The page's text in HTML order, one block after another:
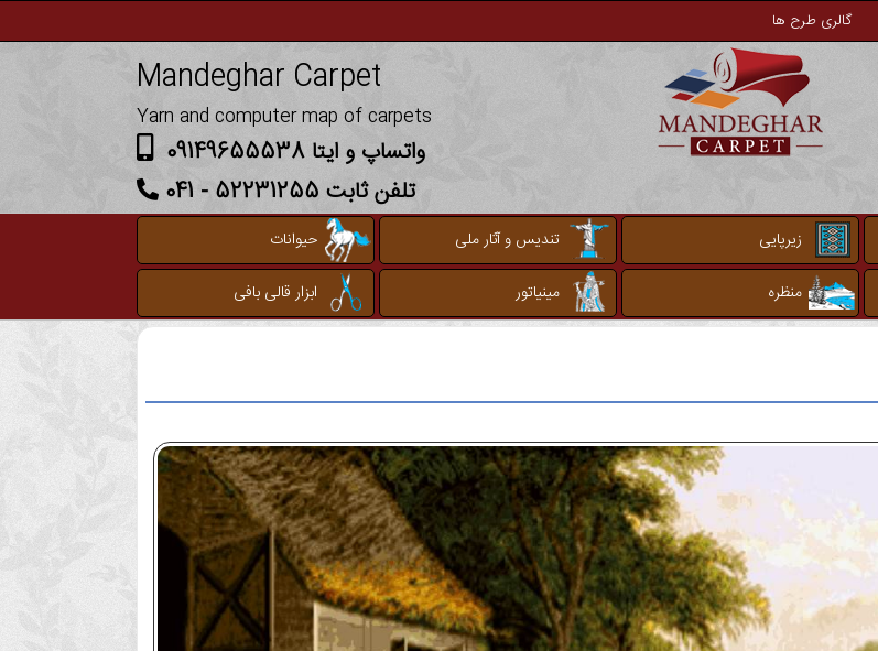
گالری طرح ها
Mandeghar Carpet
Yarn and computer map of carpets
واتساپ و ایتا 09149655538
تلفن ثابت 52231255 - 041
زیرپایی تندیس و آثار ملی
حیوانات
منظره مینیاتور ابزار قالی بافی